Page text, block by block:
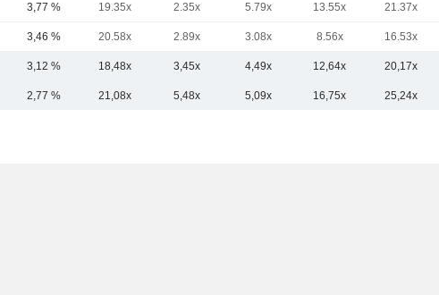
3,77 % 19.35x 2.35x 5.79x 13.55x 21.37x
3,46 % 20.58x 2.89x 3.08x 8.56x 16.53x
3,12 % 18,48x 3,45x 4,49x 12,64x 20,17x
2,77 % 21,08x 5,48x 5,09x 16,75x 25,24x